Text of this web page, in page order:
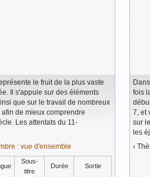
le fruit de la plus vaste
Il s'appuie sur des éléments
que sur le travail de nombreux
de mieux comprendre
Les attentats du 11-
: vue d'ensemble
Sous-
titre
Durée Sortie
fois
7, et
sur
les
›